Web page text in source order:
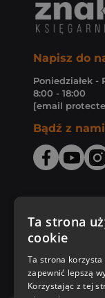
Napisz do
Poniedziałek -
8:00 - 18:00
[email
Bądź z
Zakupy u nas
Nasza oferta
Ta strona
cookie
Ta strona korzysta
zapewnić lepszą
Korzystając z tej